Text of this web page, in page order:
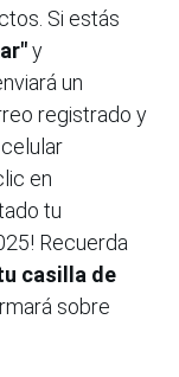
Si estás
y
un
registrado y
en
tu
Recuerda
casilla de
sobre